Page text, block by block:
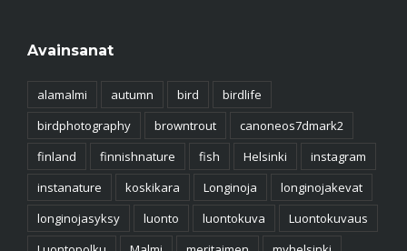
Avainsanat
alamalmi autumn bird
birdlife
birdphotography
browntrout
canoneos7dmark2
finland
finnishnature fish Helsinki
instagram
instanature
koskikara Longinoja
longinojakevat
longinojasyksy
luonto luontokuva
Luontokuvaus